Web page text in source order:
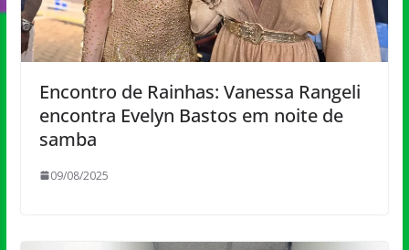
Encontro de Rainhas: Vanessa Rangeli
encontra Evelyn Bastos em noite de
samba
09/08/2025